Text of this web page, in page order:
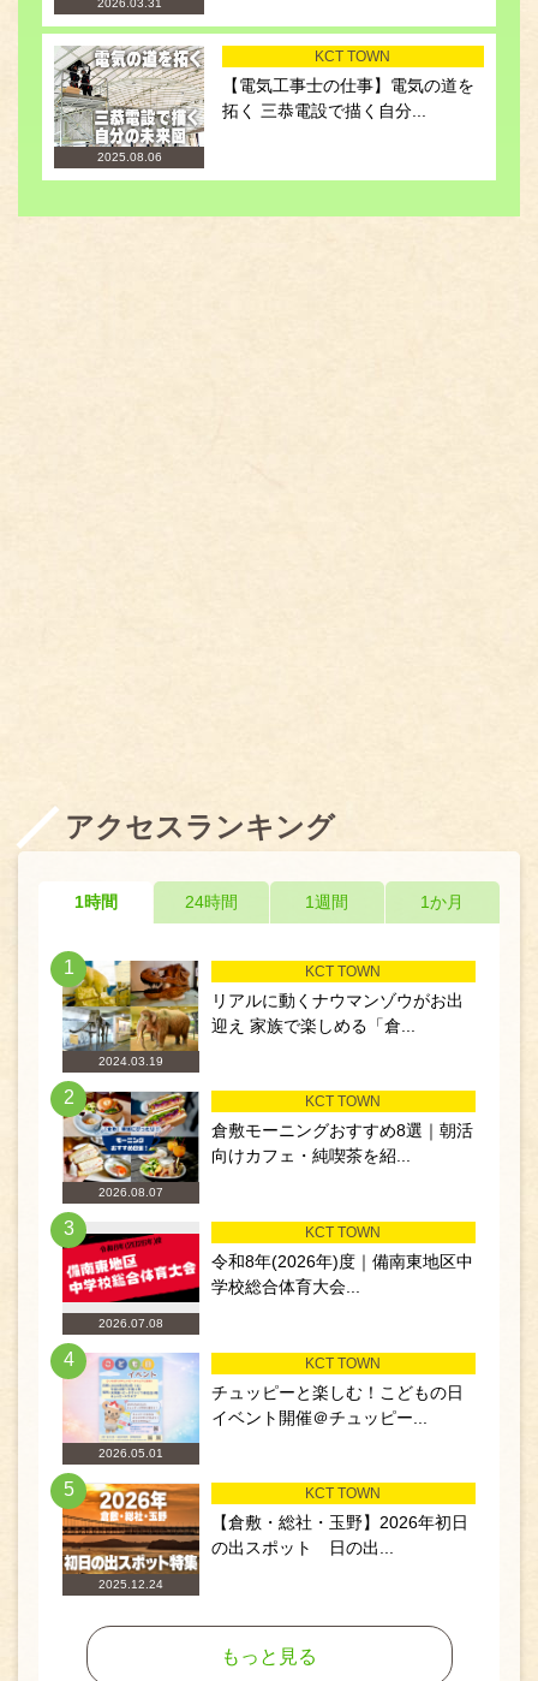
2026.03.31
2025.08.06
KCT TOWN
【電気工事士の仕事】電気の道を
拓く 三恭電設で描く自分...
アクセスランキング
1時間 24時間 1週間 1か月
1
2024.03.19
KCT TOWN
リアルに動くナウマンゾウがお出
迎え 家族で楽しめる「倉...
2
2026.08.07
KCT TOWN
倉敷モーニングおすすめ8選｜朝活
向けカフェ・純喫茶を紹...
3
2026.07.08
KCT TOWN
令和8年(2026年)度｜備南東地区中
学校総合体育大会...
4
2026.05.01
KCT TOWN
チュッピーと楽しむ！こどもの日
イベント開催＠チュッピー...
5
2025.12.24
KCT TOWN
【倉敷・総社・玉野】2026年初日
の出スポット 日の出...
もっと見る